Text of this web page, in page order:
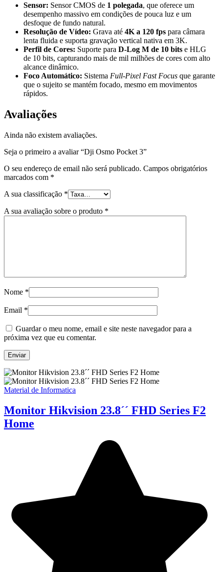
Sensor: Sensor CMOS de 1 polegada, que oferece um
desempenho massivo em condições de pouca luz e um
desfoque de fundo natural.
Resolução de Vídeo: Grava até 4K a 120 fps para câmara
lenta fluida e suporta gravação vertical nativa em 3K.
Perfil de Cores: Suporte para D-Log M de 10 bits e HLG
de 10 bits, capturando mais de mil milhões de cores com alto
alcance dinâmico.
Foco Automático: Sistema Full-Pixel Fast Focus que garante
que o sujeito se mantém focado, mesmo em movimentos
rápidos.
Avaliações
Ainda não existem avaliações.
Seja o primeiro a avaliar “Dji Osmo Pocket 3”
O seu endereço de email não será publicado. Campos obrigatórios
marcados com *
A sua classificação *
A sua avaliação sobre o produto *
Nome *
Email *
Guardar o meu nome, email e site neste navegador para a
próxima vez que eu comentar.
Material de Informatica
Monitor Hikvision 23.8´´ FHD Series F2
Home